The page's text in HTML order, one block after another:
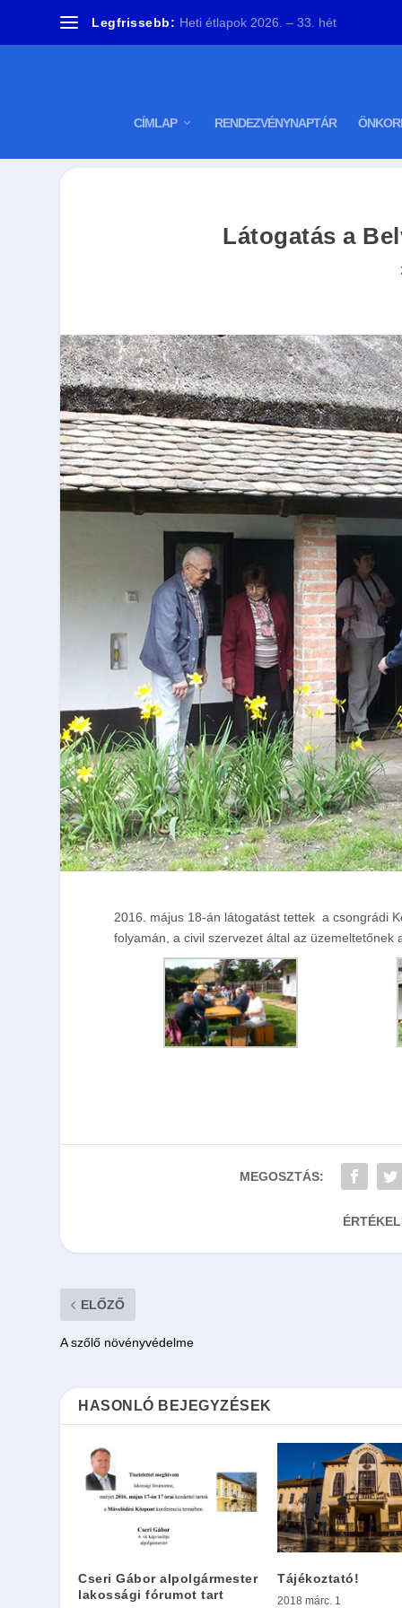
Legfrissebb: Heti étlapok 2026. – 33. hét
CÍMLAP RENDEZVÉNYNAPTÁR
Látogatás a
2016. május 18-án látogatást tettek a csongrádi
folyamán, a civil szervezet által az üzemeltetőnek
MEGOSZTÁS:
ELŐZŐ
A szőlő növényvédelme
HASONLÓ BEJEGYZÉSEK
Cseri Gábor alpolgármester
lakossági fórumot tart
Tájékoztató!
2018 márc. 1